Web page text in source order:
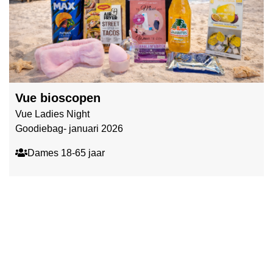
Vue bioscopen
Vue Ladies Night
Goodiebag- januari 2026
Dames 18-65 jaar